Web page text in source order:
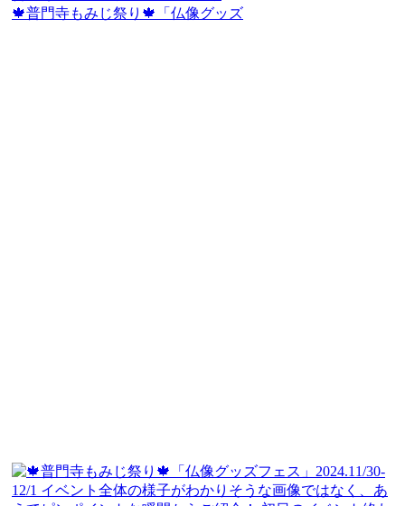
🍁普門寺もみじ祭り🍁「仏像グッズ